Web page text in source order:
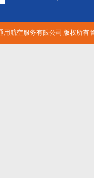
用航空服务有限公司 版权所有